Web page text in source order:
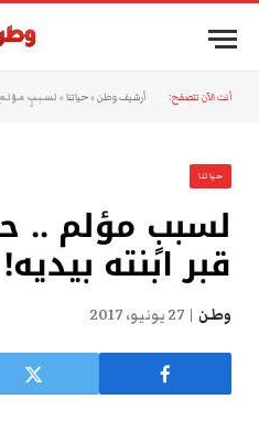
أنت الآن تتصفح: أرشيف وطن »حياتنا » لسببٍ مؤلم
حياتنا
لسببٍ مؤلم ..
قبر ابنته بيديه!
وطن 27 يونيو، 2017